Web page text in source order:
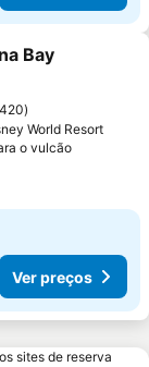
favoritos
Bay
World Resort
o vulcão
Ver preços
sites de reserva